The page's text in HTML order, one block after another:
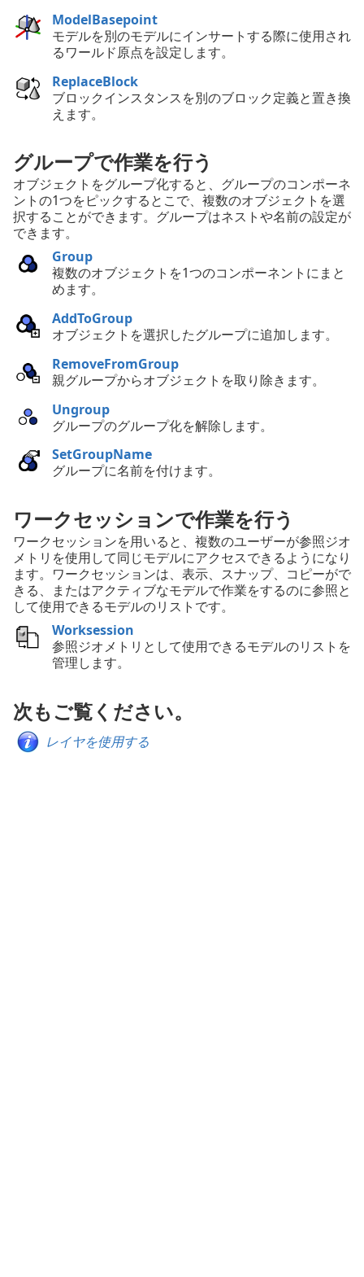
ModelBasepoint
モデルを別のモデルにインサートする際に使用され
るワールド原点を設定します。
ReplaceBlock
ブロックインスタンスを別のブロック定義と置き換
えます。
グループで作業を行う
オブジェクトをグループ化すると、グループのコンポーネ
ントの1つをピックするとこで、複数のオブジェクトを選
択することができます。グループはネストや名前の設定が
できます。
Group
複数のオブジェクトを1つのコンポーネントにまと
めます。
AddToGroup
オブジェクトを選択したグループに追加します。
RemoveFromGroup
親グループからオブジェクトを取り除きます。
Ungroup
グループのグループ化を解除します。
SetGroupName
グループに名前を付けます。
ワークセッションで作業を行う
ワークセッションを用いると、複数のユーザーが参照ジオ
メトリを使用して同じモデルにアクセスできるようになり
ます。ワークセッションは、表示、スナップ、コピーがで
きる、またはアクティブなモデルで作業をするのに参照と
して使用できるモデルのリストです。
Worksession
参照ジオメトリとして使用できるモデルのリストを
管理します。
次もご覧ください。
レイヤを使用する